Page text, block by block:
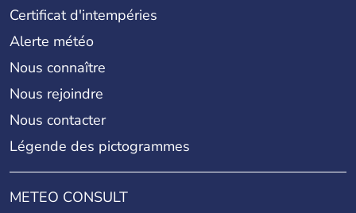
Certificat d'intempéries
Alerte météo
Nous connaître
Nous rejoindre
Nous contacter
Légende des pictogrammes
METEO CONSULT